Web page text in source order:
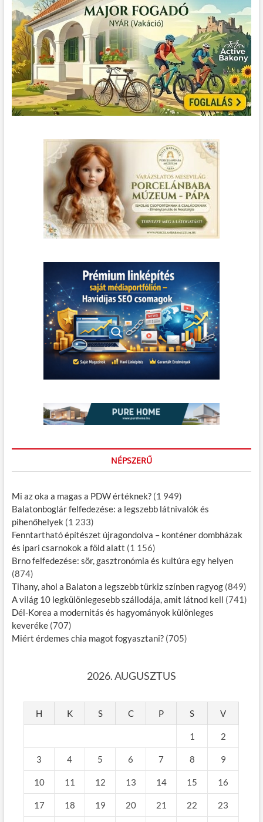
NÉPSZERŰ
Mi az oka a magas a PDW értéknek? (1 949)
Balatonboglár felfedezése: a legszebb látnivalók és
pihenőhelyek (1 233)
Fenntartható építészet újragondolva – konténer dombházak
és ipari csarnokok a föld alatt (1 156)
Brno felfedezése: sör, gasztronómia és kultúra egy helyen
(874)
Tihany, ahol a Balaton a legszebb türkiz színben ragyog (849)
A világ 10 legkülönlegesebb szállodája, amit látnod kell (741)
Dél-Korea a modernitás és hagyományok különleges
keveréke (707)
Miért érdemes chia magot fogyasztani? (705)
2026. AUGUSZTUS
H K S C P S V
1 2
3 4 5 6 7 8 9
10 11 12 13 14 15 16
17 18 19 20 21 22 23